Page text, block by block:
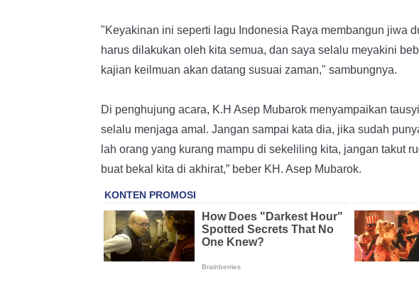
"Keyakinan ini seperti lagu Indonesia Raya membangun jiwa
harus dilakukan oleh kita semua, dan saya selalu meyakini
kajian keilmuan akan datang susuai zaman," sambungnya.
Di penghujung acara, K.H Asep Mubarok menyampaikan
selalu menjaga amal. Jangan sampai kata dia, jika sudah
lah orang yang kurang mampu di sekeliling kita, jangan takut
buat bekal kita di akhirat,” beber KH. Asep Mubarok.